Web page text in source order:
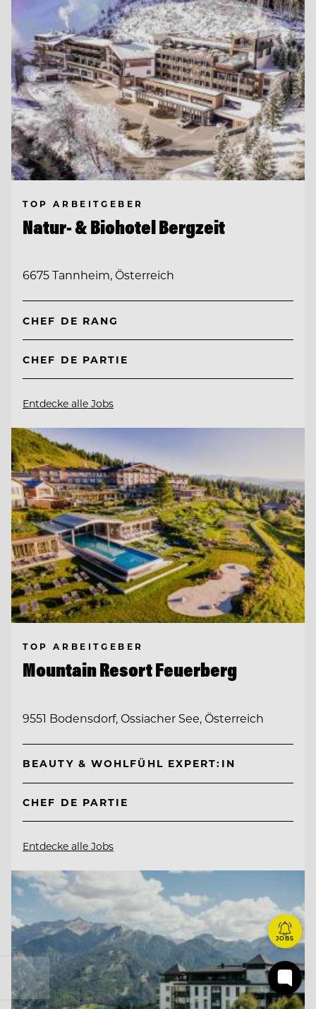
TOP ARBEITGEBER
Natur- & Biohotel Bergzeit
6675 Tannheim, Österreich
CHEF DE RANG
CHEF DE PARTIE
Entdecke alle Jobs
TOP ARBEITGEBER
Mountain Resort Feuerberg
9551 Bodensdorf, Ossiacher See, Österreich
BEAUTY & WOHLFÜHL EXPERT:IN
CHEF DE PARTIE
Entdecke alle Jobs
JOBS